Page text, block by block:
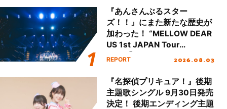
『あんさんぶるスター
ズ！！』にまた新たな歴史が
加わった！ “MELLOW DEAR
US 1st JAPAN Tour
Final「NICE to meet YOU
ート!!
REPORT 2026.08.03
『名探偵プリキュア！』後期
主題歌シングル 9月30日発売
決定！ 後期エンディング主題